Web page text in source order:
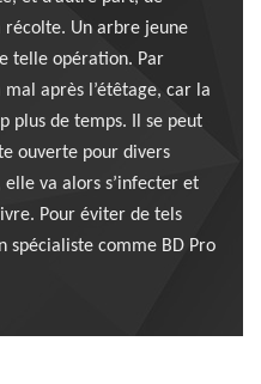
Un arbre jeune
telle opération. Par
après l’étêtage, car la
plus de temps. Il se peut
ouverte pour divers
va alors s’infecter et
Pour éviter de tels
spécialiste comme BD Pro